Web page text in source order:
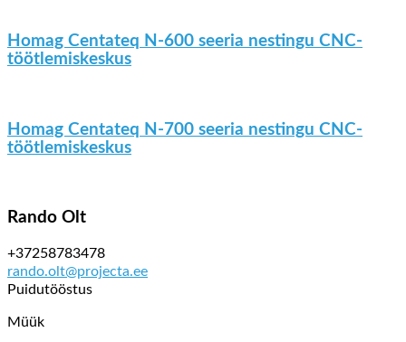
Homag Centateq N-600 seeria nestingu CNC-
töötlemiskeskus
Homag Centateq N-700 seeria nestingu CNC-
töötlemiskeskus
Rando Olt
+37258783478
rando.olt@projecta.ee
Puidutööstus
Müük